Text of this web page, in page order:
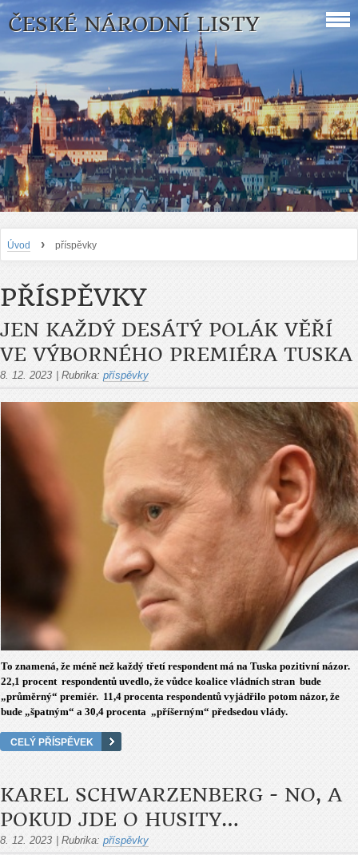
ČESKÉ NÁRODNÍ LISTY
Úvod › příspěvky
PŘÍSPĚVKY
JEN KAŽDÝ DESÁTÝ POLÁK VĚŘÍ
VE VÝBORNÉHO PREMIÉRA TUSKA
8. 12. 2023 Rubrika: příspěvky
To znamená, že méně než každý třetí respondent má na Tuska pozitivní názor.
22,1 procent respondentů uvedlo, že vůdce koalice vládních stran bude
„průměrný“ premiér. 11,4 procenta respondentů vyjádřilo potom názor, že
bude „špatným“ a 30,4 procenta „příšerným“ předsedou vlády.
CELÝ PŘÍSPĚVEK
KAREL SCHWARZENBERG - NO, A
POKUD JDE O HUSITY…
8. 12. 2023 | Rubrika: příspěvky